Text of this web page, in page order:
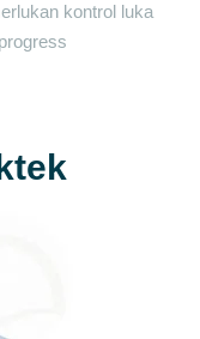
kontrol luka